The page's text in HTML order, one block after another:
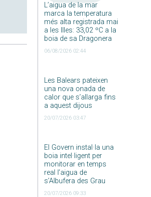
L’aigua de la mar
marca la temperatura
més alta registrada mai
a les Illes: 33,02 ºC a la
boia de sa Dragonera
06/08/2026 02:44
Les Balears pateixen
una nova onada de
calor que s’allarga fins
a aquest dijous
20/07/2026 03:47
El Govern instal·la una
boia intel·ligent per
monitorar en temps
real l’aigua de
s’Albufera des Grau
20/07/2026 09:33